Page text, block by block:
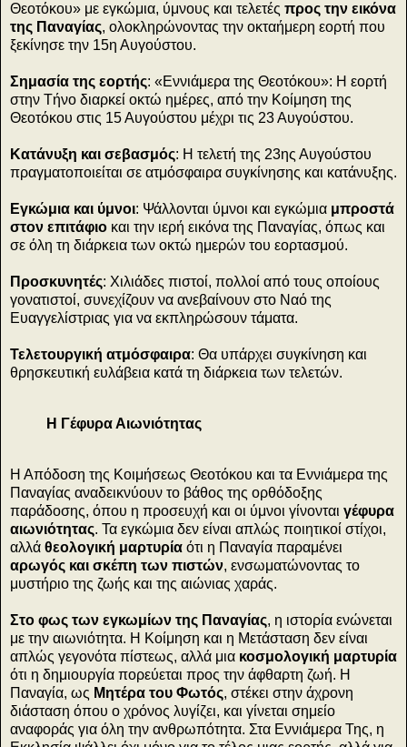
Θεοτόκου» με εγκώμια, ύμνους και τελετές προς την εικόνα
της Παναγίας, ολοκληρώνοντας την οκταήμερη εορτή που
ξεκίνησε την 15η Αυγούστου.
Σημασία της εορτής: «Εννιάμερα της Θεοτόκου»: Η εορτή
στην Τήνο διαρκεί οκτώ ημέρες, από την Κοίμηση της
Θεοτόκου στις 15 Αυγούστου μέχρι τις 23 Αυγούστου.
Κατάνυξη και σεβασμός: Η τελετή της 23ης Αυγούστου
πραγματοποιείται σε ατμόσφαιρα συγκίνησης και κατάνυξης.
Εγκώμια και ύμνοι: Ψάλλονται ύμνοι και εγκώμια μπροστά
στον επιτάφιο και την ιερή εικόνα της Παναγίας, όπως και
σε όλη τη διάρκεια των οκτώ ημερών του εορτασμού.
Προσκυνητές: Χιλιάδες πιστοί, πολλοί από τους οποίους
γονατιστοί, συνεχίζουν να ανεβαίνουν στο Ναό της
Ευαγγελίστριας για να εκπληρώσουν τάματα.
Τελετουργική ατμόσφαιρα: Θα υπάρχει συγκίνηση και
θρησκευτική ευλάβεια κατά τη διάρκεια των τελετών.
Η Γέφυρα Αιωνιότητας
Η Απόδοση της Κοιμήσεως Θεοτόκου και τα Εννιάμερα της
Παναγίας αναδεικνύουν το βάθος της ορθόδοξης
παράδοσης, όπου η προσευχή και οι ύμνοι γίνονται γέφυρα
αιωνιότητας. Τα εγκώμια δεν είναι απλώς ποιητικοί στίχοι,
αλλά θεολογική μαρτυρία ότι η Παναγία παραμένει
αρωγός και σκέπη των πιστών, ενσωματώνοντας το
μυστήριο της ζωής και της αιώνιας χαράς.
Στο φως των εγκωμίων της Παναγίας, η ιστορία ενώνεται
με την αιωνιότητα. Η Κοίμηση και η Μετάσταση δεν είναι
απλώς γεγονότα πίστεως, αλλά μια κοσμολογική μαρτυρία
ότι η δημιουργία πορεύεται προς την άφθαρτη ζωή. Η
Παναγία, ως Μητέρα του Φωτός, στέκει στην άχρονη
διάσταση όπου ο χρόνος λυγίζει, και γίνεται σημείο
αναφοράς για όλη την ανθρωπότητα. Στα Εννιάμερα Της, η